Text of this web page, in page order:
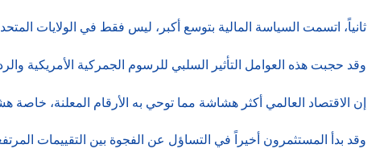
ثانياً، اتسمت السياسة المالية بتوسع أكبر، ليس فقط في الولايات
وقد حجبت هذه العوامل التأثير السلبي للرسوم الجمركية الأمريكية والردود الصينية. كما جعلت عام 2025
إن الاقتصاد العالمي أكثر هشاشة مما توحي به الأرقام المعلنة،
وقد بدأ المستثمرون أخيراً في التساؤل عن الفجوة بين التقييمات